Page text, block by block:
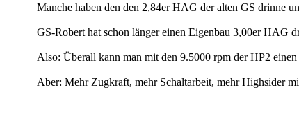
Manche haben den den 2,84er HAG der alten GS drinne
GS-Robert hat schon länger einen Eigenbau 3,00er HAG
Also: Überall kann man mit den 9.5000 rpm der HP2
Aber: Mehr Zugkraft, mehr Schaltarbeit, mehr Highsider